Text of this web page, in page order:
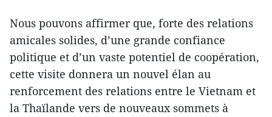
Nous pouvons affirmer que, forte des relations
amicales solides, d’une grande confiance
politique et d’un vaste potentiel de coopération,
cette visite donnera un nouvel élan au
renforcement des relations entre le Vietnam et
la Thaïlande vers de nouveaux sommets à